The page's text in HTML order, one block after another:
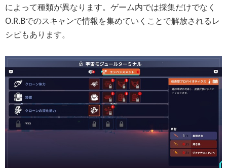
によって種類が異なります。ゲーム内では採集だけでなく
O.R.Bでのスキャンで情報を集めていくことで解放されるレ
シピもあります。